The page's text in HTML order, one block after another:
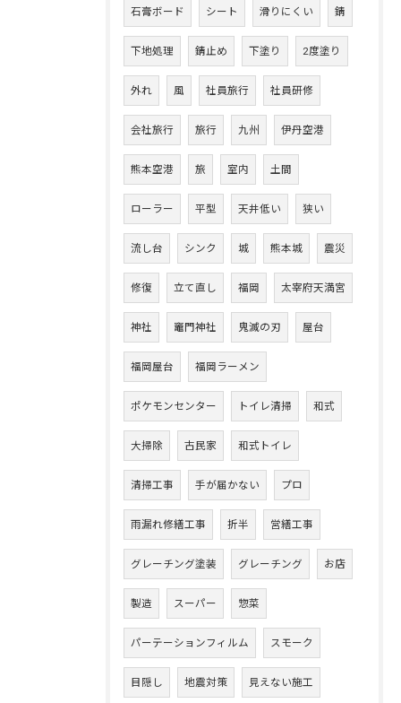
石膏ボード シート 滑りにくい 錆
下地処理 錆止め 下塗り 2度塗り
外れ 風 社員旅行 社員研修
会社旅行 旅行 九州 伊丹空港
熊本空港 旅 室内 土間
ローラー 平型 天井低い 狭い
流し台 シンク 城 熊本城 震災
修復 立て直し 福岡 太宰府天満宮
神社 竈門神社 鬼滅の刃 屋台
福岡屋台 福岡ラーメン
ポケモンセンター トイレ清掃 和式
大掃除 古民家 和式トイレ
清掃工事 手が届かない プロ
雨漏れ修繕工事 折半 営繕工事
グレーチング塗装 グレーチング お店
製造 スーパー 惣菜
パーテーションフィルム スモーク
目隠し 地震対策 見えない施工